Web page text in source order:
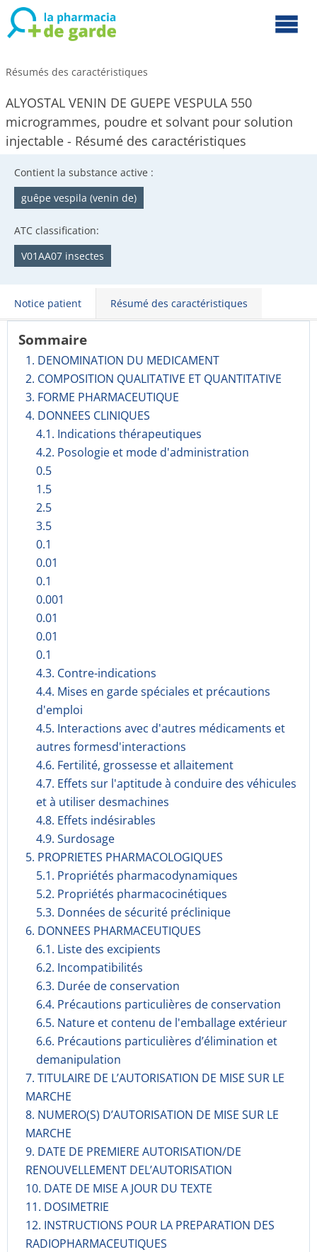
Résumés des caractéristiques
ALYOSTAL VENIN DE GUEPE VESPULA 550
microgrammes, poudre et solvant pour solution
injectable - Résumé des caractéristiques
Contient la substance active :
guêpe vespila (venin de)
ATC classification:
V01AA07 insectes
Notice patient Résumé des caractéristiques
Sommaire
1. DENOMINATION DU MEDICAMENT
2. COMPOSITION QUALITATIVE ET QUANTITATIVE
3. FORME PHARMACEUTIQUE
4. DONNEES CLINIQUES
4.1. Indications thérapeutiques
4.2. Posologie et mode d'administration
0.5
1.5
2.5
3.5
0.1
0.01
0.1
0.001
0.01
0.01
0.1
4.3. Contre-indications
4.4. Mises en garde spéciales et précautions
d'emploi
4.5. Interactions avec d'autres médicaments et
autres formesd'interactions
4.6. Fertilité, grossesse et allaitement
4.7. Effets sur l'aptitude à conduire des véhicules
et à utiliser desmachines
4.8. Effets indésirables
4.9. Surdosage
5. PROPRIETES PHARMACOLOGIQUES
5.1. Propriétés pharmacodynami­ques
5.2. Propriétés pharmacocinéti­ques
5.3. Données de sécurité préclinique
6. DONNEES PHARMACEUTIQUES
6.1. Liste des excipients
6.2. Incompati­bilités
6.3. Durée de conservation
6.4. Précautions particulières de conservation
6.5. Nature et contenu de l'emballage extérieur
6.6. Précautions particulières d’élimination et
demanipulation
7. TITULAIRE DE L’AUTORISATION DE MISE SUR LE
MARCHE
8. NUMERO(S) D’AUTORISATION DE MISE SUR LE
MARCHE
9. DATE DE PREMIERE AUTORISATION/DE
RENOUVELLEMENT DEL’AUTORISATION
10. DATE DE MISE A JOUR DU TEXTE
11. DOSIMETRIE
12. INSTRUCTIONS POUR LA PREPARATION DES
RADIOPHARMACE­UTIQUES